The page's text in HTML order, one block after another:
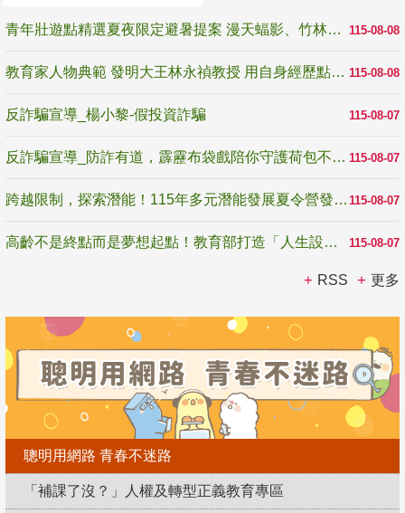
115-08-08
青年壯遊點精選夏夜限定避暑提案 漫天蝠影、竹林尋蛙、茶香夜觀 邀青年暮色出發
115-08-08
教育家人物典範 發明大王林永禎教授 用自身經歷點亮學生的路
115-08-07
反詐騙宣導_楊小黎-假投資詐騙
115-08-07
反詐騙宣導_防詐有道，霹靂布袋戲陪你守護荷包不受騙
115-08-07
跨越限制，探索潛能！115年多元潛能發展夏令營發掘生命無限可能
115-08-07
高齡不是終點而是夢想起點！教育部打造「人生設計夢工場」 參展第3屆高齡健康產業博覽會
RSS 更多
聰明用網路 青春不迷路
「補課了沒？」人權及轉型正義教育專區